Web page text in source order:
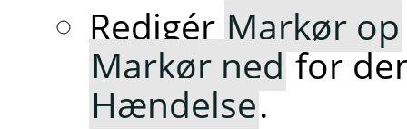
Redigér Markør op
Markør nedfor
Hændelse.